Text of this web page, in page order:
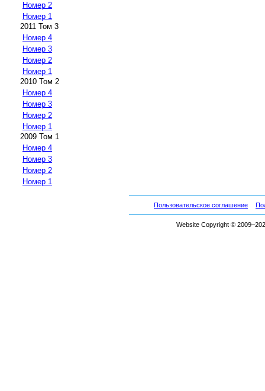
Номер 2
Номер 1
2011 Том 3
Номер 4
Номер 3
Номер 2
Номер 1
2010 Том 2
Номер 4
Номер 3
Номер 2
Номер 1
2009 Том 1
Номер 4
Номер 3
Номер 2
Номер 1
Пользовательское соглашение
Website Copyright ©